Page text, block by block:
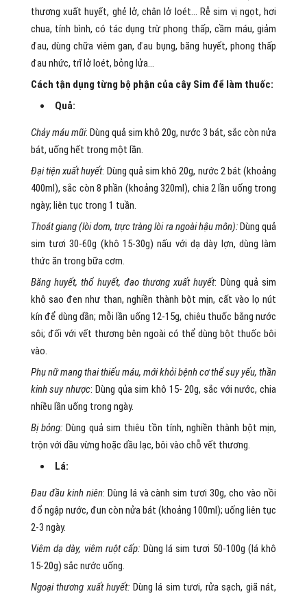
thương xuất huyết, ghẻ lở, chân lở loét… Rễ sim vị ngọt, hơi
chua, tính bình, có tác dụng trừ phong thấp, cầm máu, giảm
đau, dùng chữa viêm gan, đau bụng, băng huyết, phong thấp
đau nhức, trĩ lở loét, bỏng lửa…
Cách tận dụng từng bộ phận của cây Sim để làm thuốc:
Quả:
Chảy máu mũi: Dùng quả sim khô 20g, nước 3 bát, sắc còn nửa
bát, uống hết trong một lần.
Đại tiện xuất huyết: Dùng quả sim khô 20g, nước 2 bát (khoảng
400ml), sắc còn 8 phần (khoảng 320ml), chia 2 lần uống trong
ngày; liên tục trong 1 tuần.
Thoát giang (lòi dom, trực tràng lòi ra ngoài hậu môn):Dùng quả
sim tươi 30-60g (khô 15-30g) nấu với dạ dày lợn, dùng làm
thức ăn trong bữa cơm.
Băng huyết, thổ huyết, đao thương xuất huyết: Dùng quả sim
khô sao đen như than, nghiền thành bột mịn, cất vào lọ nút
kín để dùng dần; mỗi lần uống 12-15g, chiêu thuốc bằng nước
sôi; đối với vết thương bên ngoài có thể dùng bột thuốc bôi
vào.
Phụ nữ mang thai thiếu máu, mới khỏi bệnh cơ thể suy yếu, thần
kinh suy nhược: Dùng qủa sim khô 15- 20g, sắc với nước, chia
nhiều lần uống trong ngày.
Bị bỏng: Dùng quả sim thiêu tồn tính, nghiền thành bột mịn,
trộn với dầu vừng hoặc dầu lạc, bôi vào chỗ vết thương.
Lá:
Đau đầu kinh niên: Dùng lá và cành sim tươi 30g, cho vào nồi
đổ ngập nước, đun còn nửa bát (khoảng 100ml); uống liên tục
2-3 ngày.
Viêm dạ dày, viêm ruột cấp: Dùng lá sim tươi 50-100g (lá khô
15-20g) sắc nước uống.
Ngoại thương xuất huyết: Dùng lá sim tươi, rửa sạch, giã nát,